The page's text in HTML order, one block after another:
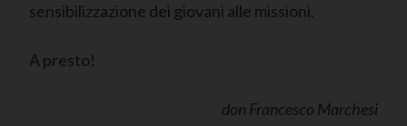
sensibilizzazione dei giovani alle missioni.
A presto!
don Francesco Marchesi